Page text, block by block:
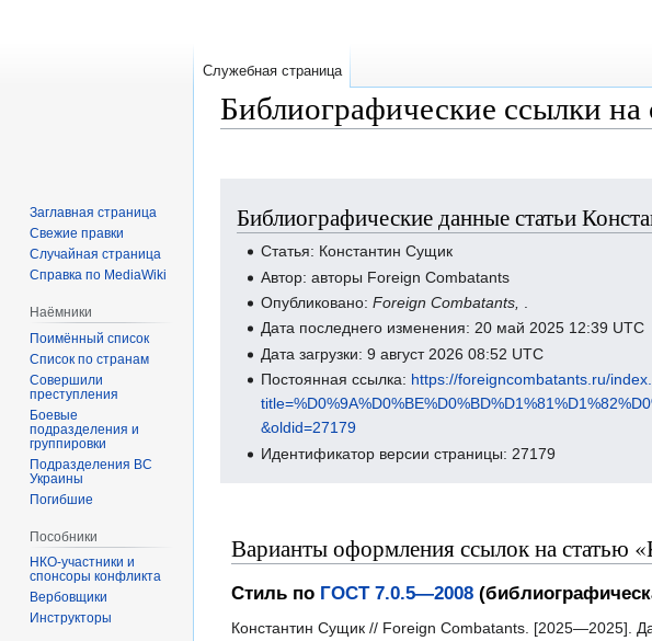
Библиографические ссылки на
навигации
поиску
Библиографические данные статьи
Статья: Константин Сущик
Автор: авторы Foreign Combatants
Опубликовано:Foreign Combatants,
Дата последнего изменения: 20 май 2025 12:39 UTC
Дата загрузки: 9 август 2026 08:52 UTC
Постоянная ссылка: https://foreigncombatants.ru/
&oldid=27179
Идентификатор версии страницы: 27179
Варианты оформления ссылок на статью
Стиль по ГОСТ 7.0.5—2008
Константин Сущик // Foreign Combatants. [2025—2025].
Служебная страница
Заглавная страница
Свежие правки
Случайная страница
Справка по MediaWiki
Наёмники
Поимённый список
Список по странам
Совершили
преступления
Боевые
подразделения и
группировки
Подразделения ВС
Украины
Погибшие
Пособники
спонсоры конфликта
‏‎Вербовщики
Инструкторы